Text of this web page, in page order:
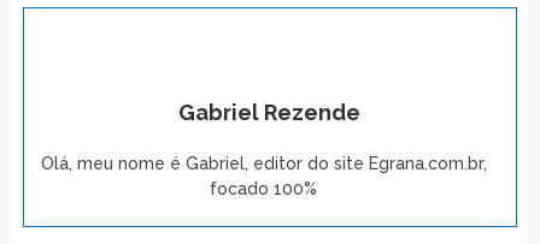
Gabriel Rezende
Olá, meu nome é Gabriel, editor do site Egrana.com.br,
focado 100%